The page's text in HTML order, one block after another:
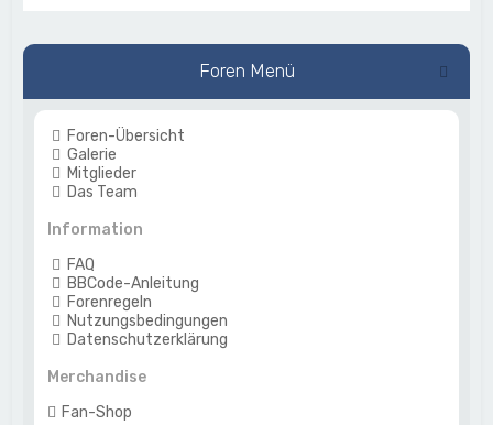
Foren Menü
Foren-Übersicht
Galerie
Mitglieder
Das Team
Information
FAQ
BBCode-Anleitung
Forenregeln
Nutzungsbedingungen
Datenschutzerklärung
Merchandise
Fan-Shop